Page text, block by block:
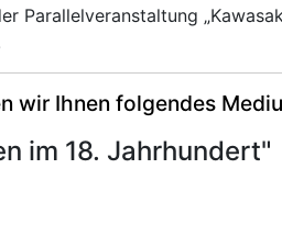
Parallelveranstaltung
wir Ihnen folgendes
im 18. Jahrhundert"